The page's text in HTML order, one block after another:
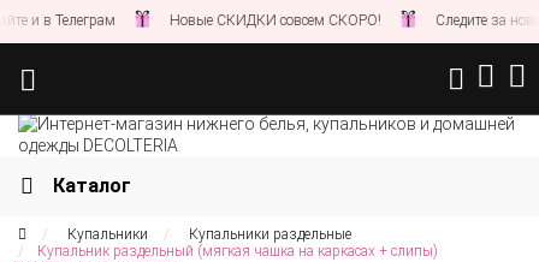
Новые СКИДКИ совсем СКОРО! Следите за новостями
Каталог
Купальники
Купальники раздельные
Купальник раздельный (мягкая чашка на каркасах + слипы)